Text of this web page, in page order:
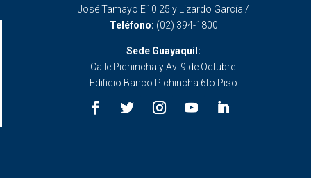
José Tamayo E10 25 y Lizardo García /
Teléfono: (02) 394-1800
Sede Guayaquil:
Calle Pichincha y Av. 9 de Octubre.
Edificio Banco Pichincha 6to Piso